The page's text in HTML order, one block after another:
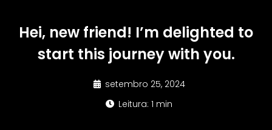
Hei, new friend! I’m delighted to
start this journey with you.
setembro 25, 2024
Leitura: 1 min